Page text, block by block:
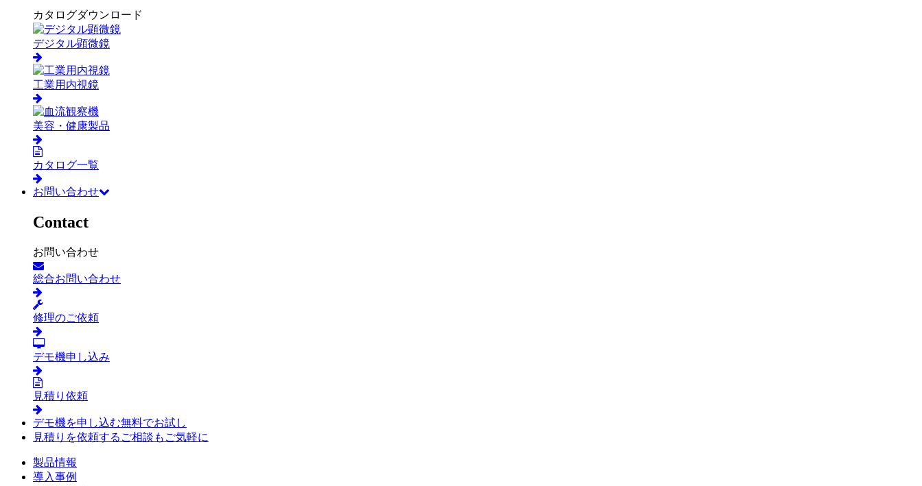
カタログダウンロード
デジタル顕微鏡
工業用内視鏡
美容・健康製品
カタログ一覧
お問い合わせ
Contact
お問い合わせ
総合お問い合わせ
修理のご依頼
デモ機申し込み
見積り依頼
デモ機を申し込む無料でお試し
見積りを依頼する ご相談もご気軽に
製品情報
導入事例